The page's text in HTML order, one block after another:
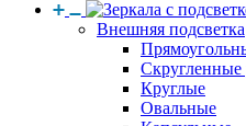
Внешняя подсветка
Скругленные
Круглые
Овальные